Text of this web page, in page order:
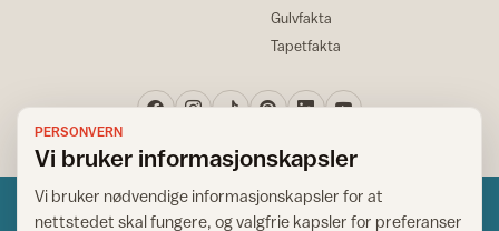
Gulvfakta
Tapetfakta
PERSONVERN
Vi bruker informasjonskapsler
Vi bruker nødvendige informasjonskapsler for at
nettstedet skal fungere, og valgfrie kapsler for preferanser